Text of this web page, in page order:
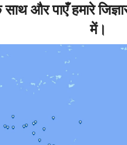
मुसीबत कम करती है। –